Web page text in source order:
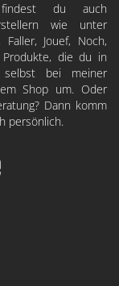
du auch
wie unter
, Faller, Jouef, Noch,
Produkte, die du in
bei meiner
Shop um. Oder
Dann komm
persönlich.